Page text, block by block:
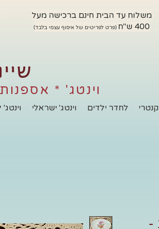
משלוח עד הבית חינם ברכישה מעל
400 ש"ח
(פרט לפריטים של איסוף עצמי בלבד)
וינטג' *
לחדר ילדים וינטג' ישראלי
-